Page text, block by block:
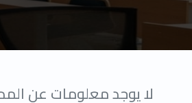
لا يوجد معلومات عن